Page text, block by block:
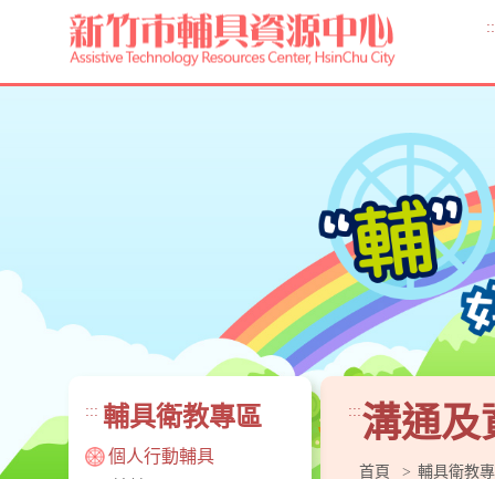
到
主
要
::: 輔具衛教專區
個人行動輔具
:::溝通及
首頁 輔具衛教